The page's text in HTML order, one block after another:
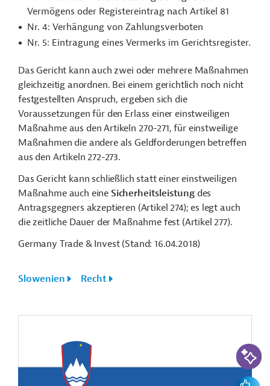
Vermögens oder Registereintrag nach Artikel 81
Nr. 4: Verhängung von Zahlungsverboten
Nr. 5: Eintragung eines Vermerks im Gerichtsregister.
Das Gericht kann auch zwei oder mehrere Maßnahmen
gleichzeitig anordnen. Bei einem gerichtlich noch nicht
festgestellten Anspruch, ergeben sich die
Voraussetzungen für den Erlass einer einstweiligen
Maßnahme aus den Artikeln 270-271, für einstweilige
Maßnahmen die andere als Geldforderungen betreffen
aus den Artikeln 272-273.
Das Gericht kann schließlich statt einer einstweiligen
Maßnahme auch eine Sicherheitsleistungdes
Antragsgegners akzeptieren (Artikel 274); es legt auch
die zeitliche Dauer der Maßnahme fest (Artikel 277).
Germany Trade & Invest (Stand: 16.04.2018)
Slowenien Recht
KI-